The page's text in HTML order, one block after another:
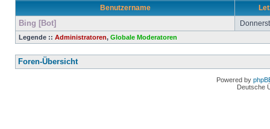
Benutzername
Bing [Bot]
Legende :: Administratoren, Globale Moderatoren
Foren-Übersicht
Powered by
Deutsche